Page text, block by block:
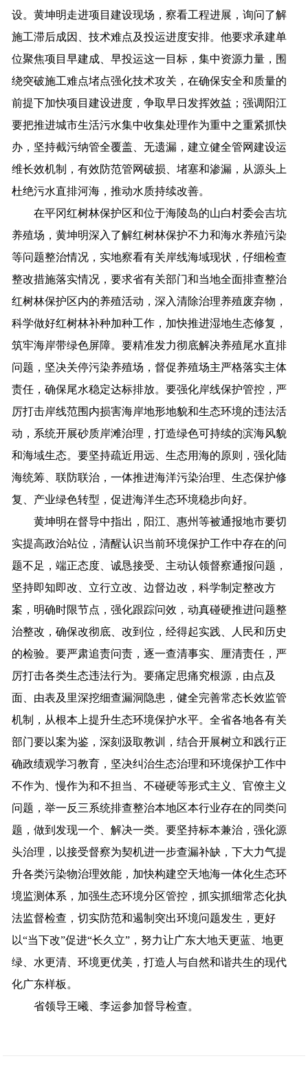
设。黄坤明走进项目建设现场，察看工程进展，询问了解
施工滞后成因、技术难点及投运进度安排。他要求承建单
位聚焦项目早建成、早投运这一目标，集中资源力量，围
绕突破施工难点堵点强化技术攻关，在确保安全和质量的
前提下加快项目建设进度，争取早日发挥效益；强调阳江
要把推进城市生活污水集中收集处理作为重中之重紧抓快
办，坚持截污纳管全覆盖、无遗漏，建立健全管网建设运
维长效机制，有效防范管网破损、堵塞和渗漏，从源头上
杜绝污水直排河海，推动水质持续改善。
在平冈红树林保护区和位于海陵岛的山白村委会吉坑
养殖场，黄坤明深入了解红树林保护不力和海水养殖污染
等问题整治情况，实地察看有关岸线海域现状，仔细检查
整改措施落实情况，要求省有关部门和当地全面排查整治
红树林保护区内的养殖活动，深入清除治理养殖废弃物，
科学做好红树林补种加种工作，加快推进湿地生态修复，
筑牢海岸带绿色屏障。要精准发力彻底解决养殖尾水直排
问题，坚决关停污染养殖场，督促养殖场主严格落实主体
责任，确保尾水稳定达标排放。要强化岸线保护管控，严
厉打击岸线范围内损害海岸地形地貌和生态环境的违法活
动，系统开展砂质岸滩治理，打造绿色可持续的滨海风貌
和海域生态。要坚持疏近用远、生态用海的原则，强化陆
海统筹、联防联治，一体推进海洋污染治理、生态保护修
复、产业绿色转型，促进海洋生态环境稳步向好。
黄坤明在督导中指出，阳江、惠州等被通报地市要切
实提高政治站位，清醒认识当前环境保护工作中存在的问
题不足，端正态度、诚恳接受、主动认领督察通报问题，
坚持即知即改、立行立改、边督边改，科学制定整改方
案，明确时限节点，强化跟踪问效，动真碰硬推进问题整
治整改，确保改彻底、改到位，经得起实践、人民和历史
的检验。要严肃追责问责，逐一查清事实、厘清责任，严
厉打击各类生态违法行为。要痛定思痛究根源，由点及
面、由表及里深挖细查漏洞隐患，健全完善常态长效监管
机制，从根本上提升生态环境保护水平。全省各地各有关
部门要以案为鉴，深刻汲取教训，结合开展树立和践行正
确政绩观学习教育，坚决纠治生态治理和环境保护工作中
不作为、慢作为和不担当、不碰硬等形式主义、官僚主义
问题，举一反三系统排查整治本地区本行业存在的同类问
题，做到发现一个、解决一类。要坚持标本兼治，强化源
头治理，以接受督察为契机进一步查漏补缺，下大力气提
升各类污染物治理效能，加快构建空天地海一体化生态环
境监测体系，加强生态环境分区管控，抓实抓细常态化执
法监督检查，切实防范和遏制突出环境问题发生，更好
以“当下改”促进“长久立”，努力让广东大地天更蓝、地更
绿、水更清、环境更优美，打造人与自然和谐共生的现代
化广东样板。
省领导王曦、李运参加督导检查。